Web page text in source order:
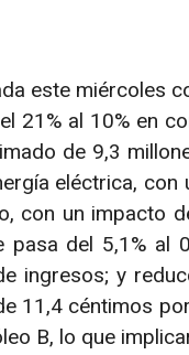
este miércoles
21% al 10% en
de 9,3
eléctrica,
con un impacto
pasa del 5,1% al
ingresos; y
11,4 céntimos
B, lo que